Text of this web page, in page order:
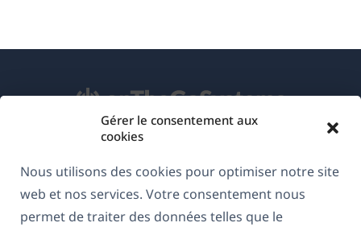
Gérer le consentement aux
cookies
Nous utilisons des cookies pour optimiser notre site
web et nos services. Votre consentement nous
permet de traiter des données telles que le
RGPD & Politique de confidentialité
Rejoignez notre équipe(s'ouvre